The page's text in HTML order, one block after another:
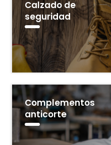
Calzado de
seguridad
Complementos
anticorte